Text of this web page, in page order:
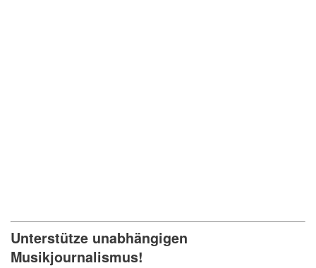
Unterstütze unabhängigen
Musikjournalismus!